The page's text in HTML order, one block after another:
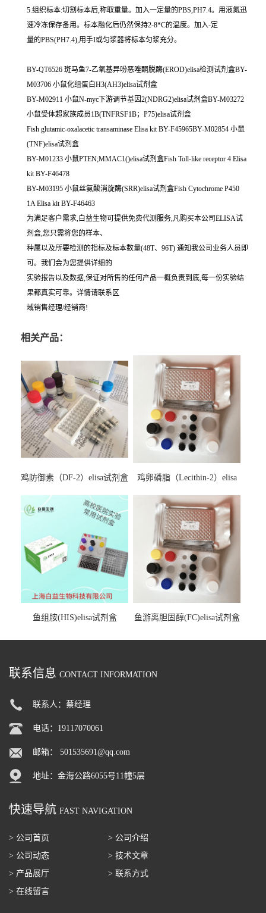
5.组织标本:切割标本后,称取重量。加入一定量的PBS,PH7.4。用液氮迅
速冷冻保存备用。标本融化后仍然保持2-8*C的温度。加入-定
量的PBS(PH7.4),用手I或匀浆器将标本匀浆充分。
BY-QT6526 斑马鱼7-乙氧基异吩恶唑酮脱酶(EROD)elisa检测试剂盒BY-
M03706 小鼠化组蛋白H3(AH3)elisa试剂盒
BY-M02911 小鼠N-myc下游调节基因2(NDRG2)elisa试剂盒BY-M03272
小鼠受体超家族成员1B(TNFRSF1B；P75)elisa试剂盒
Fish glutamic-oxalacetic transaminase Elisa kit BY-F45965BY-M02854 小鼠
(TNF)elisa试剂盒
BY-M01233 小鼠PTEN;MMAC1()elisa试剂盒Fish Toll-like receptor 4 Elisa
kit BY-F46478
BY-M03195 小鼠丝氨酸消旋酶(SRR)elisa试剂盒Fish Cytochrome P450
1A Elisa kit BY-F46463
为满足客户需求,白益生物可提供免费代测服务,凡购买本公司ELISA试
剂盒,您只需将您的样本、
种属以及所要检测的指标及标本数量(48T、96T) 通知我公司业务人员即
可。我们会为您提供详细的
实验报告以及数据,保证对所售的任何产品一概负责到底,每一份实验结
果都真实可靠。详情请联系区
域销售经理/经销商!
相关产品：
鸡防御素（DF-2）elisa试剂盒
鸡卵磷脂（Lecithin-2）elisa
鱼组胺(HIS)elisa试剂盒 鱼游离胆固醇(FC)elisa试剂盒
联系信息 CONTACT INFORMATION
联系人：蔡经理
电话：19117070061
邮箱： 501535691@qq.com
地址：金海公路6055号11幢5层
快速导航 FAST NAVIGATION
> 公司首页
> 公司介绍
> 公司动态
> 技术文章
> 产品展厅
> 联系方式
> 在线留言